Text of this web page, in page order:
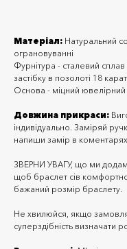
Матеріал: Натуральний
ограновуванні
Фурнітура - сталевий
застібку в позолоті 18
Основа - міцний ювелірний
Довжина прикраси:
індивідуально. Заміряй
напиши замір в
ЗВЕРНИ УВАГУ, що ми
щоб браслет сів
бажаний розмір браслету.
Не хвилюйся, якщо
суперздібність визначати